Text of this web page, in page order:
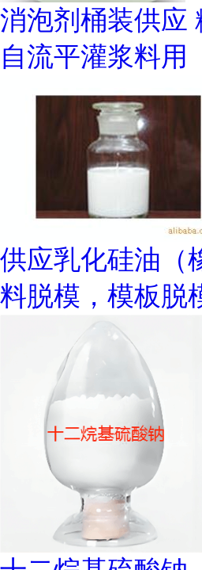
消泡剂桶装供应
自流平灌浆料用
供应乳化硅油（
料脱模，模板脱